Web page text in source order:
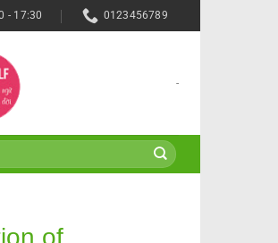
- 17:30 0123456789
-
of